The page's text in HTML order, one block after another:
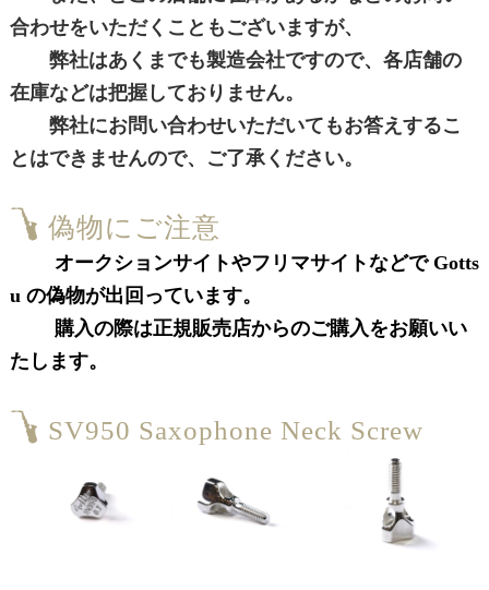
合わせをいただくこともございますが、
弊社はあくまでも製造会社ですので、各店舗の
在庫などは把握しておりません。
弊社にお問い合わせいただいてもお答えするこ
とはできませんので、ご了承ください。
偽物にご注意
オークションサイトやフリマサイトなどで Gotts
u の偽物が出回っています。
購入の際は正規販売店からのご購入をお願いい
たします。
SV950 Saxophone Neck Screw